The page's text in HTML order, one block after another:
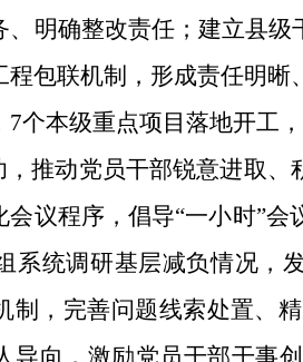
明确整改责任；建立县
包联机制，形成责任明
个本级重点项目落地开工
，推动党员干部锐意进取
议程序，倡导“一小时”
系统调研基层减负情况，
制，完善问题线索处置、
导向，激励党员干部干事